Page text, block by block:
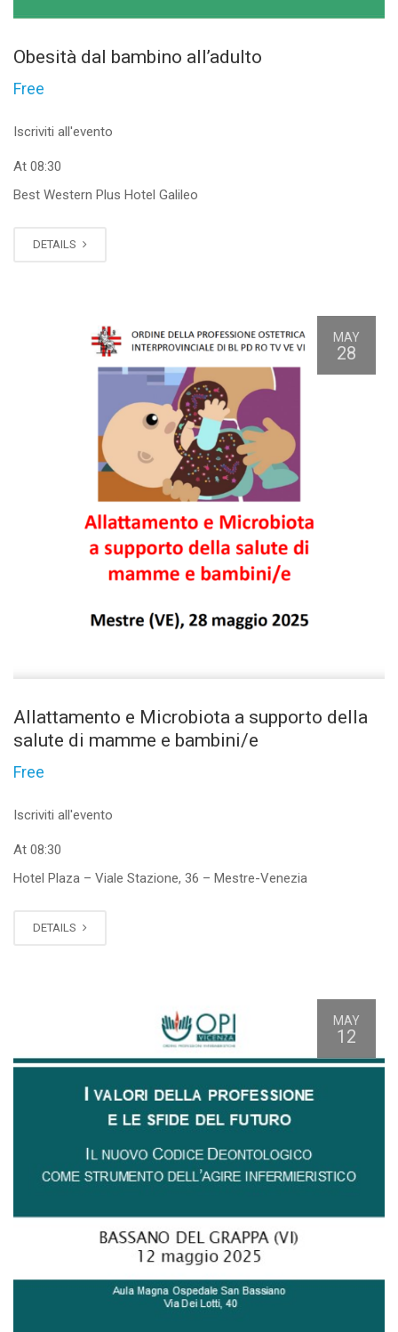
Obesità dal bambino all’adulto
Free
Iscriviti all'evento
At 08:30
Best Western Plus Hotel Galileo
DETAILS
MAY
28
Allattamento e Microbiota a supporto della
salute di mamme e bambini/e
Free
Iscriviti all'evento
At 08:30
Hotel Plaza – Viale Stazione, 36 – Mestre-Venezia
DETAILS
MAY
12